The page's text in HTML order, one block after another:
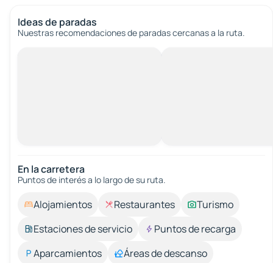
Ideas de paradas
Nuestras recomendaciones de paradas cercanas a la ruta.
En la carretera
Puntos de interés a lo largo de su ruta.
Alojamientos Restaurantes
Turismo
Estaciones de servicio
Puntos de recarga
Aparcamientos
Áreas de descanso